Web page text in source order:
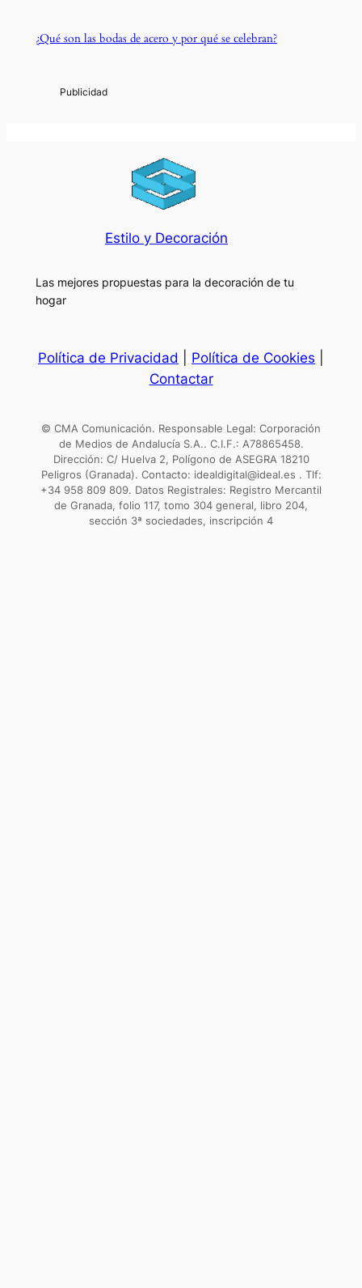
¿Qué son las bodas de acero y por qué se celebran?
Estilo y Decoración
Las mejores propuestas para la decoración de tu
hogar
Política de Privacidad Política de Cookies
Contactar
© CMA Comunicación. Responsable Legal: Corporación
de Medios de Andalucía S.A.. C.I.F.: A78865458.
Dirección: C/ Huelva 2, Polígono de ASEGRA 18210
Peligros (Granada). Contacto: idealdigital@ideal.es . Tlf:
+34 958 809 809. Datos Registrales: Registro Mercantil
de Granada, folio 117, tomo 304 general, libro 204,
sección 3ª sociedades, inscripción 4